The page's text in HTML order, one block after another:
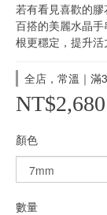
若有看見喜歡的
百搭的美麗水晶
根更穩定，提升
全店，常溫｜滿
NT$2,680
顏色
數量